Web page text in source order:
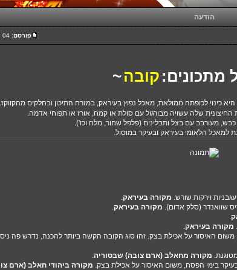
הודעה
פורסם:
מתכונים: קובה~
כינוי לכופתה ממולאת, מאכל נפוץ בעיראק, במזרח התיכון ובחלקים מהקווקז.
שלה עשויה מבורגול עם סולת או קמח, אורז או תפוחי אדמה.
מעורבב עם בצל ותבלינים (פלפל שחור, מלח וכו').
למאכל הלאומי בעיראק ובעיקר במוסול.
וירקות שורש. מקורה בעיראק.
שוואנדר (סלק אדום). מקורה בעיראק.
.
מקורה בעיראק.
האיסור על אכילת בצק. זהו סוג הקובה הקשה ביותר להכנה, נדרש פה
מקורה מחאלב (ארם צובה) שבסוריה.
בימי הפסח, משום האיסור על אכילת בצק. מקורה ביהודי חאלב (ארם